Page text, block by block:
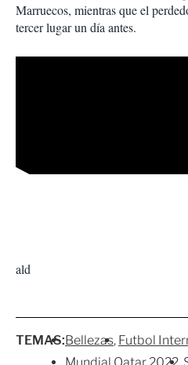
Marruecos, mientras que el
tercer lugar un día antes.
ald
TEMAS:Bellezas Futbol
Mundial Qatar 2022